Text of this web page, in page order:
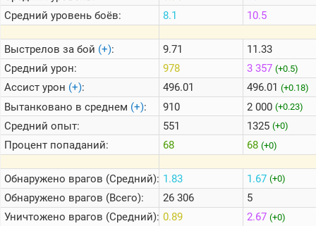
Танков
Средний уровень боёв:
Выстрелов за бой (+):
Средний урон:
Ассист урон (+):
Вытанковано в среднем (+):
Средний опыт:
Процент попаданий:
Обнаружено врагов (Средний):
Обнаружено врагов (Всего):
Уничтожено врагов (Средний):
8.1
9.71
978
496.01
910
551
68
1.83
26 306
0.89
10.5
11.33
3 357 (+0.5)
496.01 (+0.18)
2 000 (+0.23)
1325 (+0)
68 (+0)
1.67 (+0)
5
2.67 (+0)